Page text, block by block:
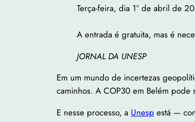
Terça-feira, dia 1º de abril de
A entrada é gratuita, mas é
JORNAL DA UNESP
Em um mundo de incertezas
caminhos. A COP30 em Belém
E nesse processo, a Unesp está —